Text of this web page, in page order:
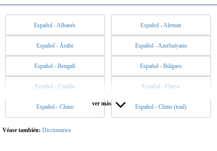
Español - Albanés Español - Aleman
Español - Árabe Español - Azerbaiyano
Español - Bengalí Español - Búlgaro
Español - Catalán Español - Checo
Español - Chino Español - Chino (trad)
Español - Danés Español - Eslovaco
Español - Esloveno
ver más
Véase también: Diccionarios